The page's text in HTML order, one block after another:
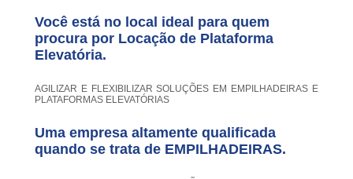
Você está no local ideal para quem
procura por Locação de Plataforma
Elevatória.
AGILIZAR E FLEXIBILIZAR SOLUÇÕES EM EMPILHADEIRAS E
PLATAFORMAS ELEVATÓRIAS
Uma empresa altamente qualificada
quando se trata de EMPILHADEIRAS.